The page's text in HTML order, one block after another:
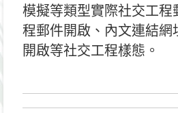
模擬等類型實際社交工程
程郵件開啟、內文連結網
開啟等社交工程樣態。